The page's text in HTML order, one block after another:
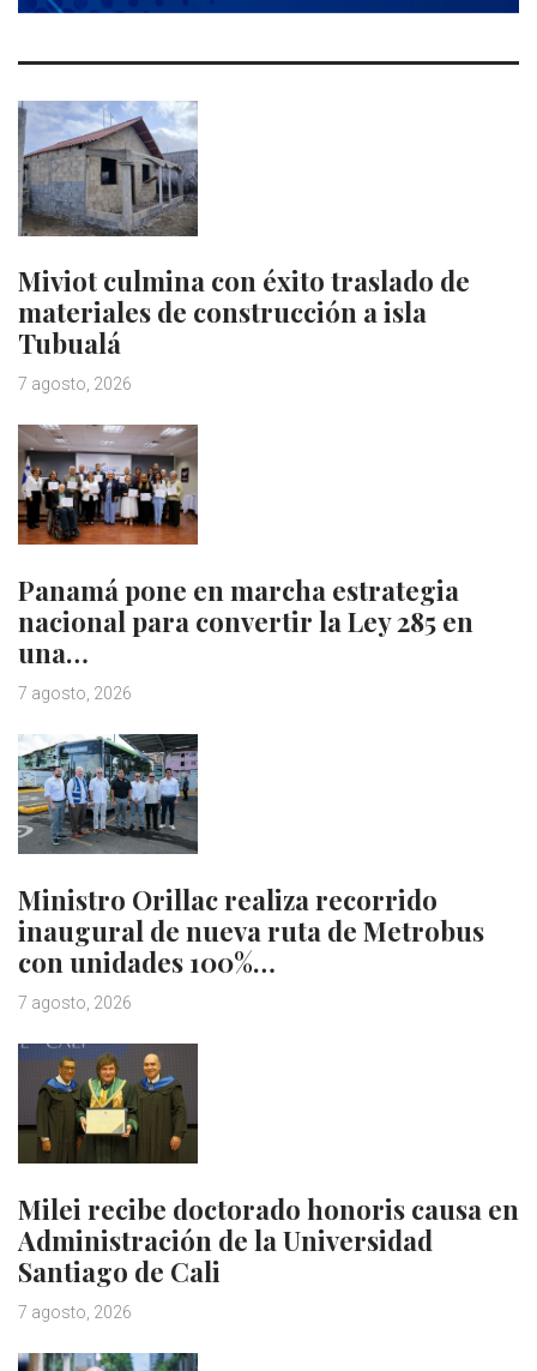
Miviot culmina con éxito traslado de
materiales de construcción a isla
Tubualá
7 agosto, 2026
Panamá pone en marcha estrategia
nacional para convertir la Ley 285 en
una…
7 agosto, 2026
Ministro Orillac realiza recorrido
inaugural de nueva ruta de Metrobus
con unidades 100%…
7 agosto, 2026
Milei recibe doctorado honoris causa en
Administración de la Universidad
Santiago de Cali
7 agosto, 2026